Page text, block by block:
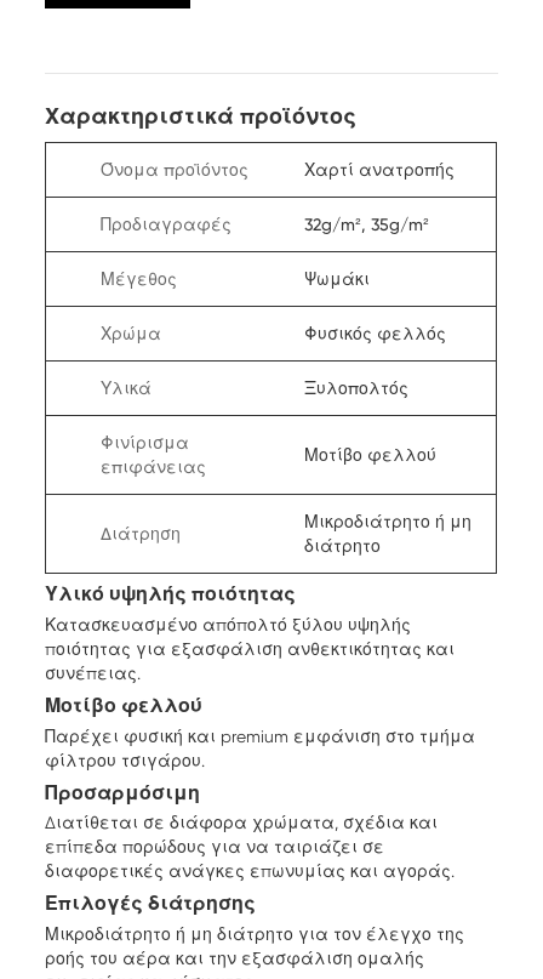
Χαρακτηριστικά προϊόντος
Όνομα προϊόντος Χαρτί ανατροπής
Προδιαγραφές 32g/m², 35g/m²
Μέγεθος Ψωμάκι
Χρώμα Φυσικός φελλός
Υλικά Ξυλοπολτός
Φινίρισμα
επιφάνειας
Μοτίβο φελλού
Διάτρηση
Μικροδιάτρητο ή μη
διάτρητο
Υλικό υψηλής ποιότητας
Κατασκευασμένο απόπολτό ξύλου υψηλής
ποιότητας για εξασφάλιση ανθεκτικότητας και
συνέπειας.
Μοτίβο φελλού
Παρέχει φυσική και premium εμφάνιση στο τμήμα
φίλτρου τσιγάρου.
Προσαρμόσιμη
Διατίθεται σε διάφορα χρώματα, σχέδια και
επίπεδα πορώδους για να ταιριάζει σε
διαφορετικές ανάγκες επωνυμίας και αγοράς.
Επιλογές διάτρησης
Μικροδιάτρητο ή μη διάτρητο για τον έλεγχο της
ροής του αέρα και την εξασφάλιση ομαλής